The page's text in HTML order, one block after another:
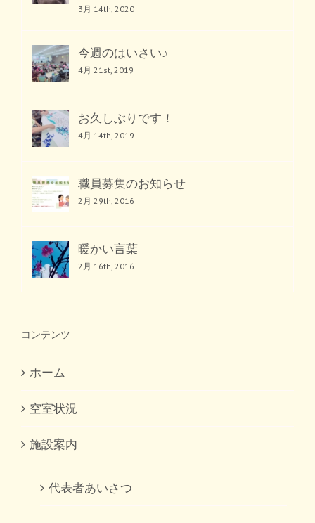
3月 14th, 2020
今週のはいさい♪
4月 21st, 2019
お久しぶりです！
4月 14th, 2019
職員募集のお知らせ
2月 29th, 2016
暖かい言葉
2月 16th, 2016
コンテンツ
ホーム
空室状況
施設案内
代表者あいさつ